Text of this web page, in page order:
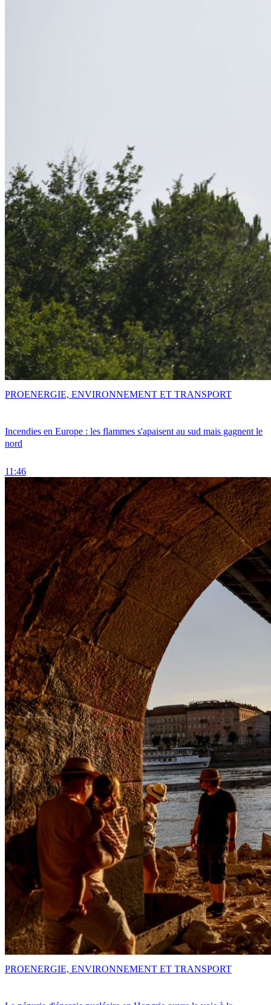
Incendies en Europe : les flammes s'apaisent au sud mais gagnent le
nord
11:46
PROENERGIE, ENVIRONNEMENT ET TRANSPORT
PROENERGIE, ENVIRONNEMENT ET TRANSPORT